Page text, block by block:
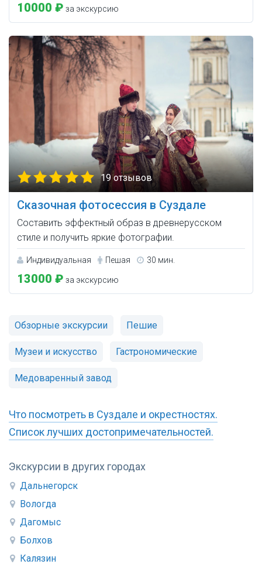
Экскурсии в других городах
Дальнегорск
Вологда
Дагомыс
Болхов
Калязин
10000 ₽ за экскурсию
19 отзывов
Сказочная фотосессия в Суздале
Составить эффектный образ в древнерусском
стиле и получить яркие фотографии.
Индивидуальная Пешая 30 мин.
13000 ₽ за экскурсию
Обзорные экскурсии Пешие
Музеи и искусство Гастрономические
Медоваренный завод
Что посмотреть в Суздале и окрестностях.
Список лучших достопримечательностей.